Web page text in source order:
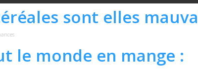
sont elles
le monde en mange :